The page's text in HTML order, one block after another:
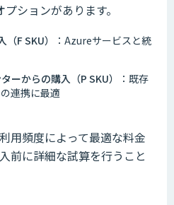
ションがあります。
F SKU）
：Azureサービスと統
ーからの購入（P SKU）
：既存
連携に最適
用頻度によって最適な料金
前に詳細な試算を行うこと